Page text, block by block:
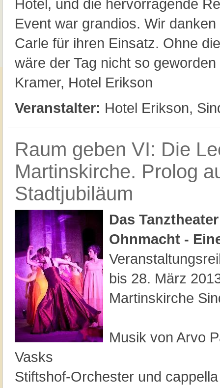
Hotel, und die hervorragende
Event war grandios. Wir
Carle für ihren Einsatz. Ohne
wäre der Tag nicht so
Kramer, Hotel Erikson
Veranstalter: Hotel Erikson,
Raum geben VI: Die
Martinskirche. Prolog
Stadtjubiläum
Das
Ohnmacht -
bis 28. März
Martinskirche
Musik von Arvo
Vasks
Stiftshof-Orchester und